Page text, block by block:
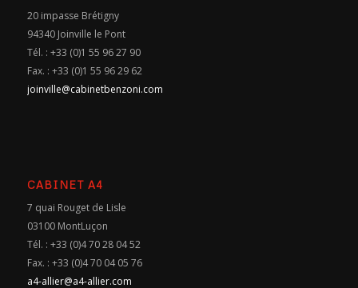
20 impasse Brétigny
94340 Joinville le Pont
Tél. : +33 (0)1 55 96 27 90
Fax. : +33 (0)1 55 96 29 62
joinville@cabinetbenzoni.com
CABINET A4
7 quai Rouget de Lisle
03100 MontLuçon
Tél. : +33 (0)4 70 28 04 52
Fax. : +33 (0)4 70 04 05 76
a4-allier@a4-allier.com